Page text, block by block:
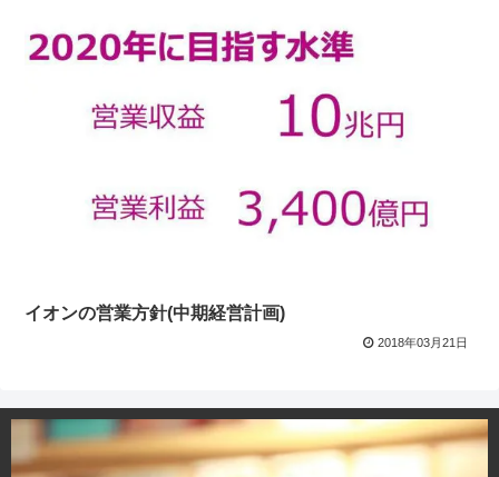
イオンの営業方針(中期経営計画)
2018年03月21日